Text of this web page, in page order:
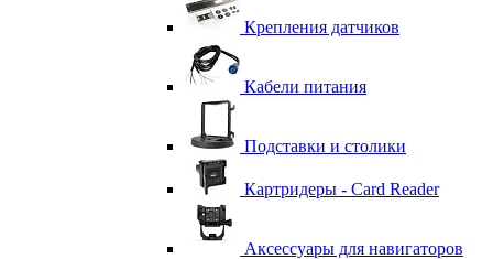
Крепления датчиков
Кабели питания
Подставки и столики
Картридеры - Card Reader
Аксессуары для навигаторов